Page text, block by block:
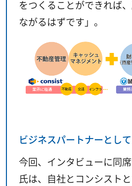
をつくることができれば
ながるはずです」。
ビジネスパートナーとし
今回、インタビューに同
氏は、自社とコンシスト